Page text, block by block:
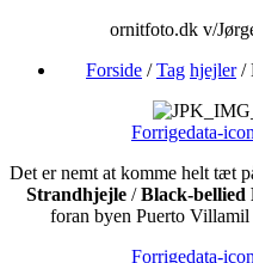
ornitfoto.dk v/
Forside /Tag hjejler/
Forrigedata-
Det er nemt at komme helt tæt
Strandhjejle /Black-bellied
foran byen Puerto Villamil
Forrigedata-